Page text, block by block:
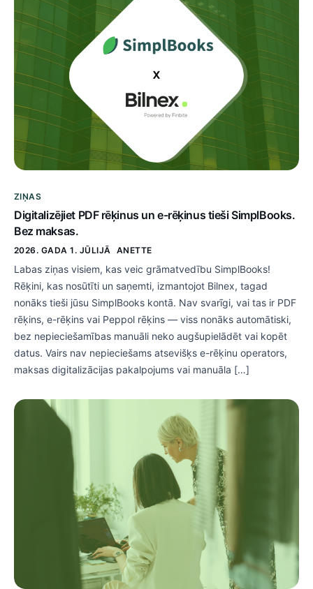
ZIŅAS
Digitalizējiet PDF rēķinus un e-rēķinus tieši SimplBooks.
Bez maksas.
2026. GADA 1. JŪLIJĀ ANETTE
Labas ziņas visiem, kas veic grāmatvedību SimplBooks!
Rēķini, kas nosūtīti un saņemti, izmantojot Bilnex, tagad
nonāks tieši jūsu SimplBooks kontā. Nav svarīgi, vai tas ir PDF
rēķins, e-rēķins vai Peppol rēķins — viss nonāks automātiski,
bez nepieciešamības manuāli neko augšupielādēt vai kopēt
datus. Vairs nav nepieciešams atsevišķs e-rēķinu operators,
maksas digitalizācijas pakalpojums vai manuāla […]